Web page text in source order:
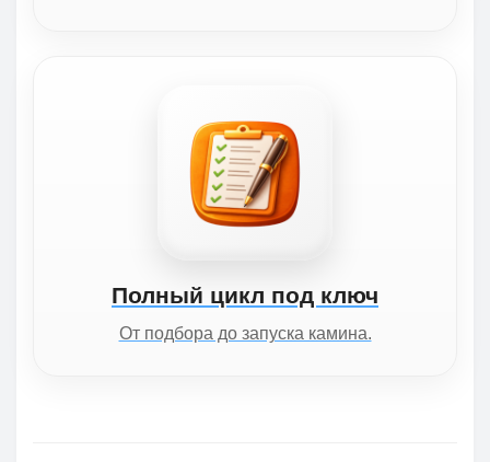
Полный цикл под ключ
От подбора до запуска камина.